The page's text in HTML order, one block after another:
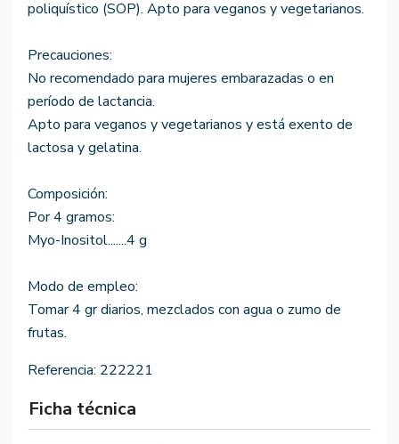
poliquístico (SOP). Apto para veganos y vegetarianos.
Precauciones:
No recomendado para mujeres embarazadas o en
período de lactancia.
Apto para veganos y vegetarianos y está exento de
lactosa y gelatina.
Composición:
Por 4 gramos:
Myo-Inositol.......4 g
Modo de empleo:
Tomar 4 gr diarios, mezclados con agua o zumo de
frutas.
Referencia: 222221
Ficha técnica